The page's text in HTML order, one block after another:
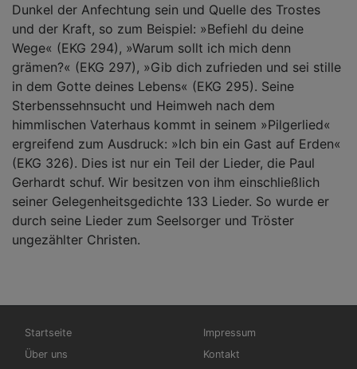
Dunkel der Anfechtung sein und Quelle des Trostes
und der Kraft, so zum Beispiel: »Befiehl du deine
Wege« (EKG 294), »Warum sollt ich mich denn
grämen?« (EKG 297), »Gib dich zufrieden und sei stille
in dem Gotte deines Lebens« (EKG 295). Seine
Sterbenssehnsucht und Heimweh nach dem
himmlischen Vaterhaus kommt in seinem »Pilgerlied«
ergreifend zum Ausdruck: »Ich bin ein Gast auf Erden«
(EKG 326). Dies ist nur ein Teil der Lieder, die Paul
Gerhardt schuf. Wir besitzen von ihm einschließlich
seiner Gelegenheitsgedichte 133 Lieder. So wurde er
durch seine Lieder zum Seelsorger und Tröster
ungezählter Christen.
Hauptnavigation
Startseite
Über uns
Fußbereichsmenü
Impressum
Kontakt